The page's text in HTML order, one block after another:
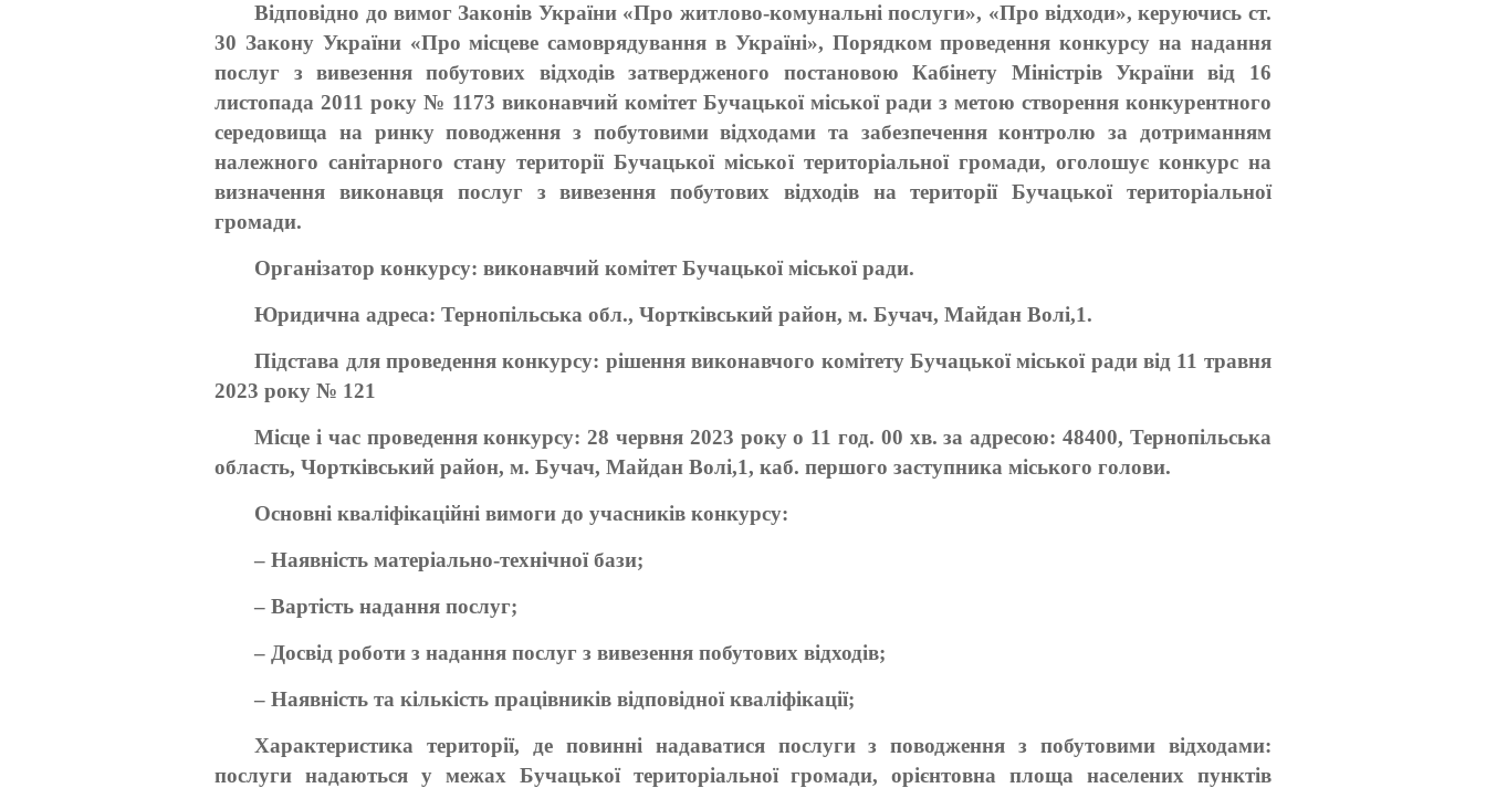
Відповідно до вимог Законів України «Про житлово-комунальні послуги», «Про відходи», керуючись ст.
30 Закону України «Про місцеве самоврядування в Україні», Порядком проведення конкурсу на надання
послуг з вивезення побутових відходів затвердженого постановою Кабінету Міністрів України від 16
листопада 2011 року № 1173 виконавчий комітет Бучацької міської ради з метою створення конкурентного
середовища на ринку поводження з побутовими відходами та забезпечення контролю за дотриманням
належного санітарного стану території Бучацької міської територіальної громади, оголошує конкурс на
визначення виконавця послуг з вивезення побутових відходів на території Бучацької територіальної
громади.
Організатор конкурсу: виконавчий комітет Бучацької міської ради.
Юридична адреса: Тернопільська обл., Чортківський район, м. Бучач, Майдан Волі,1.
Підстава для проведення конкурсу: рішення виконавчого комітету Бучацької міської ради від 11 травня
2023 року № 121
Місце і час проведення конкурсу: 28 червня 2023 року о 11 год. 00 хв. за адресою: 48400, Тернопільська
область, Чортківський район, м. Бучач, Майдан Волі,1, каб. першого заступника міського голови.
Основні кваліфікаційні вимоги до учасників конкурсу:
– Наявність матеріально-технічної бази;
– Вартість надання послуг;
– Досвід роботи з надання послуг з вивезення побутових відходів;
– Наявність та кількість працівників відповідної кваліфікації;
Характеристика території, де повинні надаватися послуги з поводження з побутовими відходами:
послуги надаються у межах Бучацької територіальної громади, орієнтовна площа населених пунктів